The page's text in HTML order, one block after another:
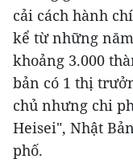
cải cách hành
kể từ những
khoảng 3.000
bản có 1 thị
chủ nhưng chi
Heisei", Nhật
phố.